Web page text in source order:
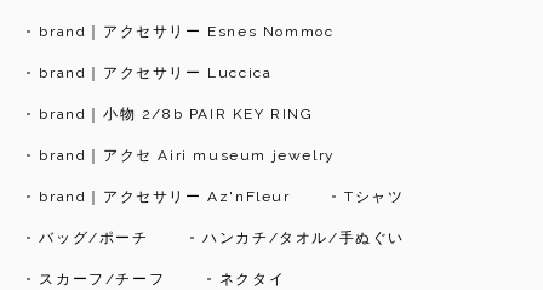
brand｜アクセサリー Esnes Nommoc
brand｜アクセサリー Luccica
brand｜小物 2/8b PAIR KEY RING
brand｜アクセ Airi museum jewelry
brand｜アクセサリー Az'nFleur Tシャツ
バッグ/ポーチ ハンカチ/タオル/手ぬぐい
スカーフ/チーフ ネクタイ